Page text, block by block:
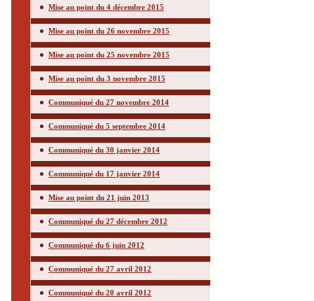
Mise au point du 4 décembre 2015
Mise au point du 26 novembre 2015
Mise au point du 25 novembre 2015
Mise au point du 3 novembre 2015
Communiqué du 27 novembre 2014
Communiqué du 5 septembre 2014
Communiqué du 30 janvier 2014
Communiqué du 17 janvier 2014
Mise au point du 21 juin 2013
Communiqué du 27 décembre 2012
Communiqué du 6 juin 2012
Communiqué du 27 avril 2012
Communiqué du 20 avril 2012